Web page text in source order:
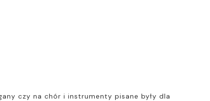
czy na chór i instrumenty pisane były dla